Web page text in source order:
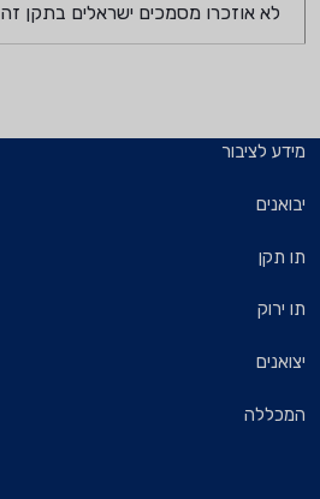
לא אוזכרו מסמכים ישראלים בתקן זה
מידע לציבור
יבואנים
תו תקן
תו ירוק
יצואנים
המכללה